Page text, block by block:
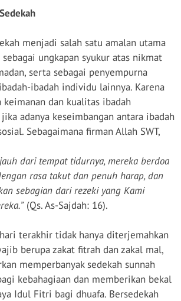
menjadi salah satu amalan utama
ungkapan syukur atas nikmat
serta sebagai penyempurna
ibadah individu lainnya. Karena
dan kualitas ibadah
adanya keseimbangan antara ibadah
Sebagaimana firman Allah SWT,
dari tempat tidurnya, mereka berdoa
rasa takut dan penuh harap, dan
sebagian dari rezeki yang Kami
(Qs. As-Sajdah: 16).
terakhir tidak hanya diterjemahkan
berupa zakat fitrah dan zakal mal,
memperbanyak sedekah sunnah
kebahagiaan dan memberikan bekal
Idul Fitri bagi dhuafa. Bersedekah